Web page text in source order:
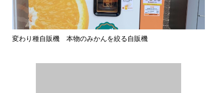
変わり種自販機 本物のみかんを絞る自販機